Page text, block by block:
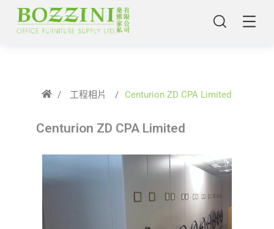
主頁
/ 工程相片 / Centurion ZD CPA Limited
Centurion ZD CPA Limited